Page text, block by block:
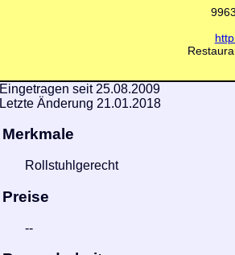
Eingetragen seit 25.08.2009
Letzte Änderung 21.01.2018
Merkmale
Rollstuhlgerecht
Preise
--